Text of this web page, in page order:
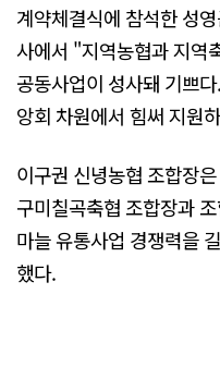
계약체결식에 참석한 성
사에서 "지역농협과 지역
공동사업이 성사돼 기쁘
앙회 차원에서 힘써 지원
이구권 신녕농협 조합장
구미칠곡축협 조합장과
마늘 유통사업 경쟁력을
했다.